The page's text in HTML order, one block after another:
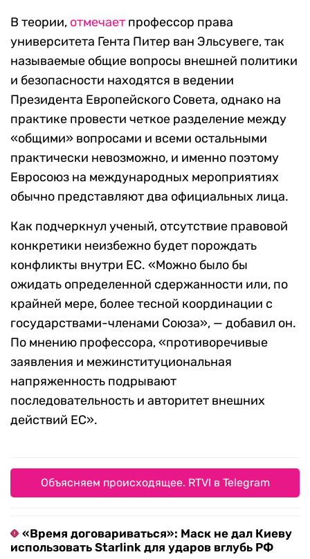
В теории, отмечает профессор права
университета Гента Питер ван Эльсувеге, так
называемые общие вопросы внешней политики
и безопасности находятся в ведении
Президента Европейского Совета, однако на
практике провести четкое разделение между
«общими» вопросами и всеми остальными
практически невозможно, и именно поэтому
Евросоюз на международных мероприятиях
обычно представляют два официальных лица.
Как подчеркнул ученый, отсутствие правовой
конкретики неизбежно будет порождать
конфликты внутри ЕС. «Можно было бы
ожидать определенной сдержанности или, по
крайней мере, более тесной координации с
государствами-членами Союза», — добавил он.
По мнению профессора, «противоречивые
заявления и межинституциональная
напряженность подрывают
последовательность и авторитет внешних
действий ЕС».
Объясняем происходящее. RTVI в Telegram
«Время договариваться»: Маск не дал Киеву
использовать Starlink для ударов вглубь РФ